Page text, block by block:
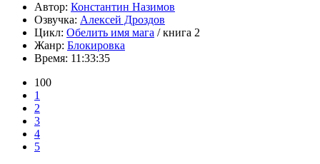
Автор: Константин Назимов
Озвучка: Алексей Дроздов
Цикл: Обелить имя мага / книга 2
Жанр: Блокировка
Время: 11:33:35
100
1
2
3
4
5